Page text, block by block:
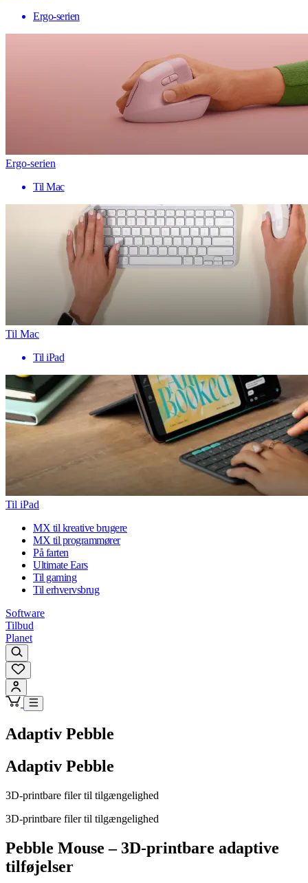
Ergo-serien
Ergo-serien
Til Mac
Til Mac
Til iPad
Til iPad
MX til kreative brugere
MX til programmører
På farten
Ultimate Ears
Til gaming
Til erhvervsbrug
Software
Tilbud
Planet
Adaptiv Pebble
Adaptiv Pebble
3D-printbare filer til tilgængelighed
3D-printbare filer til tilgængelighed
Pebble Mouse – 3D-printbare adaptive
tilføjelser